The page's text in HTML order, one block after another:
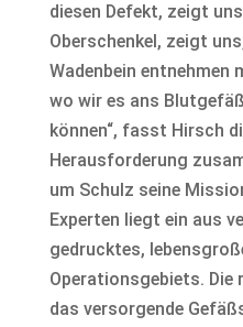
diesen Defekt, zeigt
Oberschenkel, zeigt
Wadenbein entnehmen
wo wir es ans
können“, fasst Hirsch
Herausforderung
um Schulz seine
Experten liegt ein aus
gedrucktes,
Operationsgebiets. Die
das versorgende